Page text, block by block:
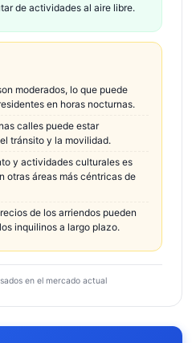
de actividades al aire libre.
moderados, lo que puede
en horas nocturnas.
calles puede estar
tránsito y la movilidad.
y actividades culturales es
otras áreas más céntricas de
de los arriendos pueden
inquilinos a largo plazo.
en el mercado actual